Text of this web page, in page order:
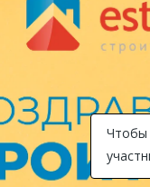
Платные
Подписка на
Чтобы